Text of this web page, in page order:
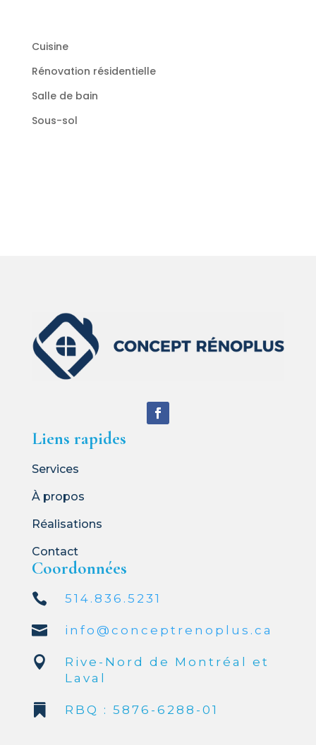
Cuisine
Rénovation résidentielle
Salle de bain
Sous-sol
Liens rapides
Services
À propos
Réalisations
Contact
Coordonnées
 514.836.5231
 info@conceptrenoplus.ca

Rive-Nord de Montréal et
Laval
 RBQ : 5876-6288-01